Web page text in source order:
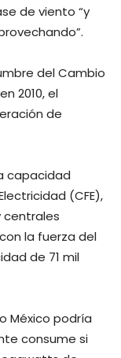
de viento “y
del Cambio
2010, el
de
capacidad
(CFE),
centrales
la fuerza del
de 71 mil
México podría
consume si